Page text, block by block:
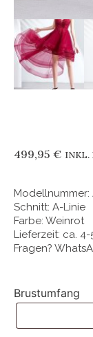
499,95 € INKL.
Modellnummer:
Schnitt: A-Linie
Farbe: Weinrot
Lieferzeit: ca.
Fragen?
Brustumfang